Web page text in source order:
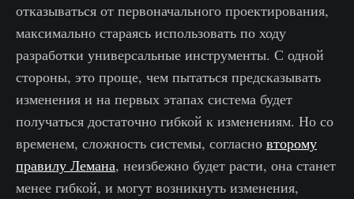
отказываться от первоначального проектирования,
максимально стараясь использовать по ходу
разработки универсальные инструменты. С одной
стороны, это проще, чем пытаться предсказывать
изменения и на первых этапах система будет
получаться достаточно гибкой к изменениям. Но со
временем, сложность системы, согласно второму
правилу Лемана, неизбежно будет расти, она станет
менее гибкой, и могут возникнуть изменения,